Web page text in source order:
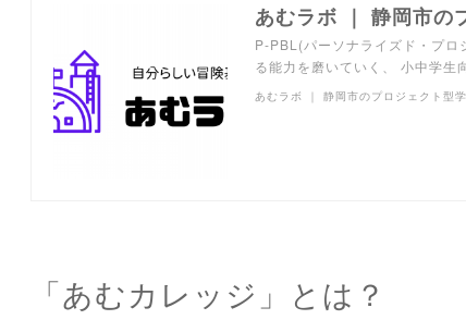
あむラボ ｜ 静岡市の
P-PBL(パーソナライズド・プロ
る能力を磨いていく、 小中学生
あむラボ ｜ 静岡市のプロジェクト型
「あむカレッジ」とは？